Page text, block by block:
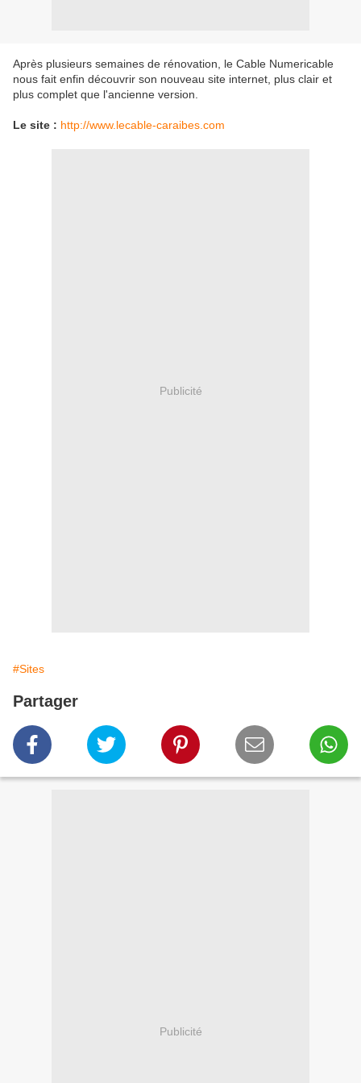
Après plusieurs semaines de rénovation, le Cable Numericable
nous fait enfin découvrir son nouveau site internet, plus clair et
plus complet que l'ancienne version.
Le site : http://www.lecable-caraibes.com
Publicité
#Sites
Partager
Publicité